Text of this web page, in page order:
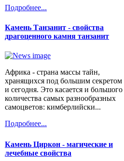
Подробнее...
Камень Танзанит - свойства
драгоценного камня танзанит
Африка - страна массы тайн,
хранящихся под большим секретом
и сегодня. Это касается и большого
количества самых разнообразных
самоцветов: кимберлийски...
Подробнее...
Камень Циркон - магические и
лечебные свойства